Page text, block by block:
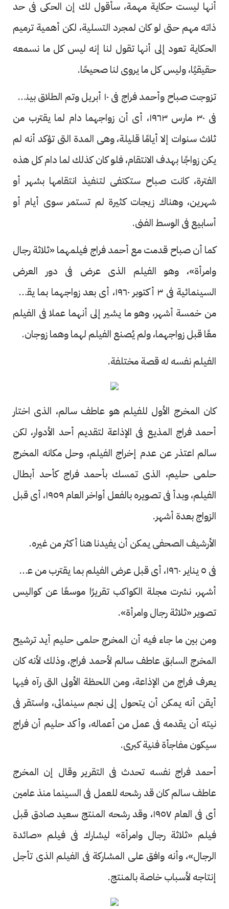
أنها ليست حكاية مهمة، سأقول لك إن الحكى فى حد
ذاته مهم حتى لو كان لمجرد التسلية، لكن أهمية ترميم
الحكاية تعود إلى أنها تقول لنا إنه ليس كل ما نسمعه
حقيقيًا، وليس كل ما يروى لنا صحيحًا.
تزوجت صباح وأحمد فراج فى ١٠ أبريل وتم الطلاق بينهما
فى ٣٠ مارس ١٩٦٣، أى أن زواجهما دام لما يقترب من
ثلاث سنوات إلا أيامًا قليلة، وهى المدة التى تؤكد أنه لم
يكن زواجًا بهدف الانتقام، فلو كان كذلك لما دام كل هذه
الفترة، كانت صباح ستكتفى لتنفيذ انتقامها بشهر أو
شهرين، وهناك زيجات كثيرة لم تستمر سوى أيام أو
أسابيع فى الوسط الفنى.
كما أن صباح قدمت مع أحمد فراج فيلمهما «ثلاثة رجال
وامرأة»، وهو الفيلم الذى عرض فى دور العرض
السينمائية فى ٣ أكتوبر ١٩٦٠، أى بعد زواجهما بما يقترب
من خمسة أشهر، وهو ما يشير إلى أنهما عملا فى الفيلم
معًا قبل زواجهما، ولم يُصنع الفيلم لهما وهما زوجان.
الفيلم نفسه له قصة مختلفة.
كان المخرج الأول للفيلم هو عاطف سالم، الذى اختار
أحمد فراج المذيع فى الإذاعة لتقديم أحد الأدوار، لكن
سالم اعتذر عن عدم إخراج الفيلم، وحل مكانه المخرج
حلمى حليم، الذى تمسك بأحمد فراج كأحد أبطال
الفيلم، وبدأ فى تصويره بالفعل أواخر العام ١٩٥٩، أى قبل
الزواج بعدة أشهر.
الأرشيف الصحفى يمكن أن يفيدنا هنا أكثر من غيره.
فى ٥ يناير ١٩٦٠، أى قبل عرض الفيلم بما يقترب من عشرة
أشهر، نشرت مجلة الكواكب تقريرًا موسعًا عن كواليس
تصوير «ثلاثة رجال وامرأة».
ومن بين ما جاء فيه أن المخرج حلمى حليم أيد ترشيح
المخرج السابق عاطف سالم لأحمد فراج، وذلك لأنه كان
يعرف فراج من الإذاعة، ومن اللحظة الأولى التى رآه فيها
أيقن أنه يمكن أن يتحول إلى نجم سينمائى، واستقر فى
نيته أن يقدمه فى عمل من أعماله، وأكد حليم أن فراج
سيكون مفاجأة فنية كبرى.
أحمد فراج نفسه تحدث فى التقرير وقال إن المخرج
عاطف سالم كان قد رشحه للعمل فى السينما منذ عامين
أى فى العام ١٩٥٧، وقد رشحه المنتج سعيد صادق قبل
فيلم «ثلاثة رجال وامرأة» ليشارك فى فيلم «صائدة
الرجال»، وأنه وافق على المشاركة فى الفيلم الذى تأجل
إنتاجه لأسباب خاصة بالمنتج.